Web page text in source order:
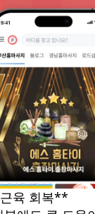
육 회복**